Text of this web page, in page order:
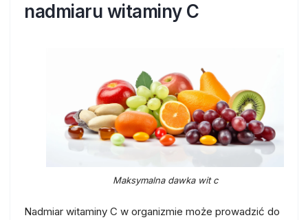
nadmiaru witaminy C
Maksymalna dawka wit c
Nadmiar witaminy C w organizmie może prowadzić do